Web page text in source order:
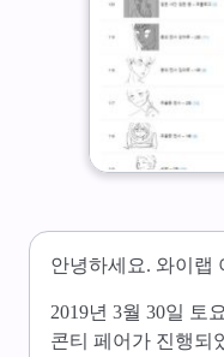
안녕하세요. 와이랩
​2019년 3월 30일 토
콘티 페어가 진행되